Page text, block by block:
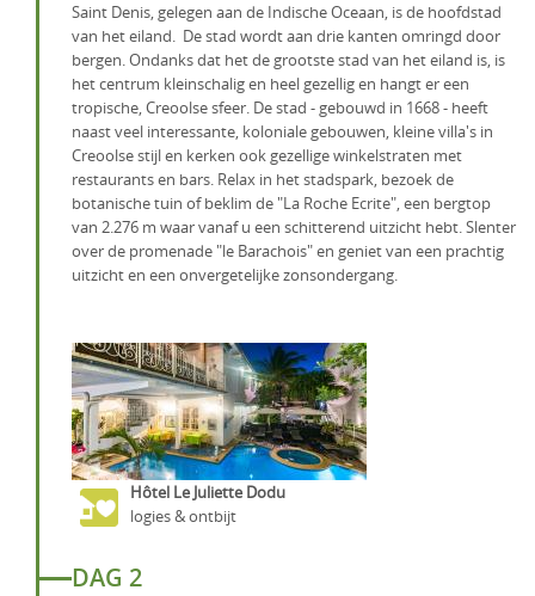
Saint Denis, gelegen aan de Indische Oceaan, is de hoofdstad
van het eiland. De stad wordt aan drie kanten omringd door
bergen. Ondanks dat het de grootste stad van het eiland is, is
het centrum kleinschalig en heel gezellig en hangt er een
tropische, Creoolse sfeer. De stad - gebouwd in 1668 - heeft
naast veel interessante, koloniale gebouwen, kleine villa's in
Creoolse stijl en kerken ook gezellige winkelstraten met
restaurants en bars. Relax in het stadspark, bezoek de
botanische tuin of beklim de "La Roche Ecrite", een bergtop
van 2.276 m waar vanaf u een schitterend uitzicht hebt. Slenter
over de promenade "le Barachois" en geniet van een prachtig
uitzicht en een onvergetelijke zonsondergang.
Hôtel Le Juliette Dodu
logies & ontbijt
DAG 2